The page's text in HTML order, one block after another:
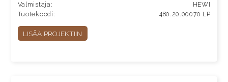
Valmistaja:
HEWI
Tuotekoodi:
480.20.00070 LP
LISÄÄ PROJEKTIIN